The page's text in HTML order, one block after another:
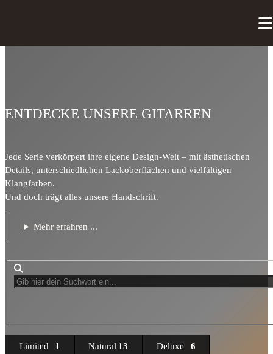
ENTDECKE UNSERE GITARREN
Jede Serie verkörpert ihre eigene Design-Welt – mit ästhetischen
Details, unterschiedlichen Lackoberflächen und vielfältigen
Klangfarben.
Und doch trägt alles unsere Handschrift.
Mehr erfahren ...
Limited 1 Natural 13 Deluxe 6